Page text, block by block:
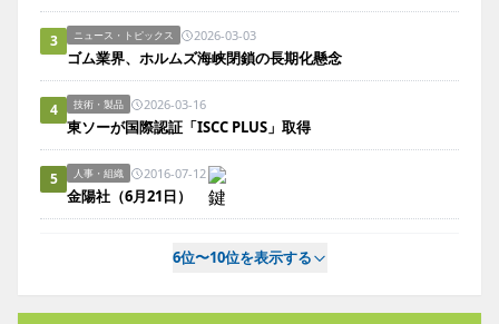
3 ニュース・トピックス 2026-03-03
ゴム業界、ホルムズ海峡閉鎖の長期化懸念
4 技術・製品 2026-03-16
東ソーが国際認証「ISCC PLUS」取得
5 人事・組織 2016-07-12
金陽社（6月21日）
6位〜10位を表示する